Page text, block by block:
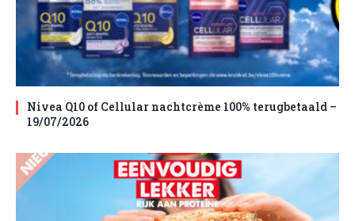
Nivea Q10 of Cellular nachtcrème 100% terugbetaald –
19/07/2026